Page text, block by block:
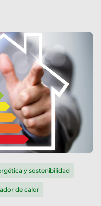
y sostenibilidad
de calor